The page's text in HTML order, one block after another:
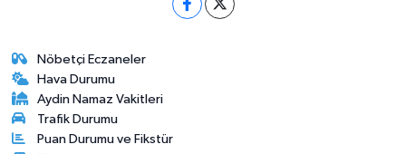
Nöbetçi Eczaneler
Hava Durumu
Aydin Namaz Vakitleri
Trafik Durumu
Puan Durumu ve Fikstür